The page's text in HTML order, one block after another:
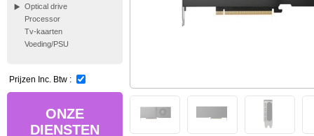
Optical drive
Processor
Tv-kaarten
Voeding/PSU
Prijzen Inc. Btw :
ONZE
DIENSTEN